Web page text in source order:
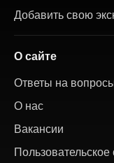
Добавить свою
О сайте
Ответы на
О нас
Вакансии